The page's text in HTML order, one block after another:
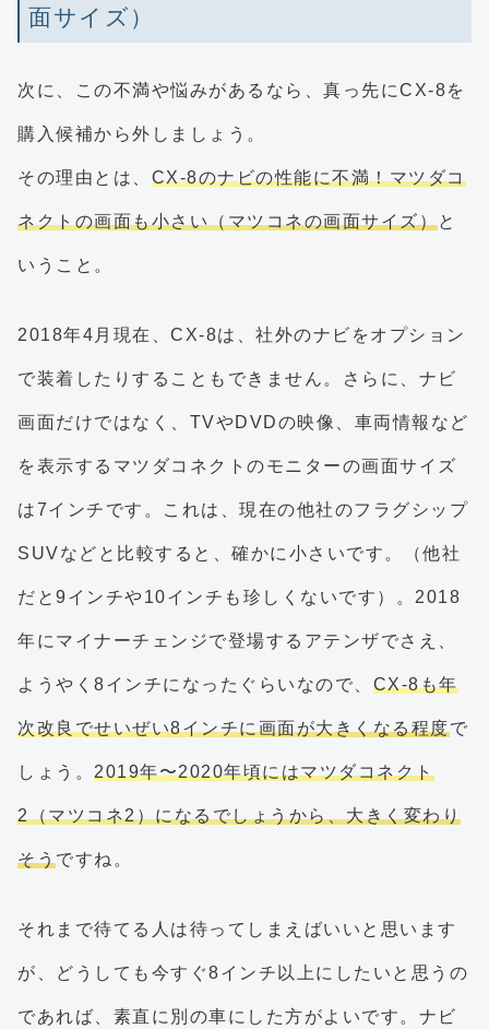
面サイズ）
次に、この不満や悩みがあるなら、真っ先にCX-8を
購入候補から外しましょう。
その理由とは、 CX-8のナビの性能に不満！マツダコ
ネクトの画面も小さい（マツコネの画面サイズ）と
いうこと。
2018年4月現在、CX-8は、社外のナビをオプション
で装着したりすることもできません。さらに、ナビ
画面だけではなく、TVやDVDの映像、車両情報など
を表示するマツダコネクトのモニターの画面サイズ
は7インチです。これは、現在の他社のフラグシップ
SUVなどと比較すると、確かに小さいです。（他社
だと9インチや10インチも珍しくないです）。2018
年にマイナーチェンジで登場するアテンザでさえ、
ようやく8インチになったぐらいなので、 CX-8も年
次改良でせいぜい8インチに画面が大きくなる程度で
しょう。 2019年〜2020年頃にはマツダコネクト
2（マツコネ2）になるでしょうから、大きく変わり
そうですね。
それまで待てる人は待ってしまえばいいと思います
が、どうしても今すぐ8インチ以上にしたいと思うの
であれば、素直に別の車にした方がよいです。ナビ